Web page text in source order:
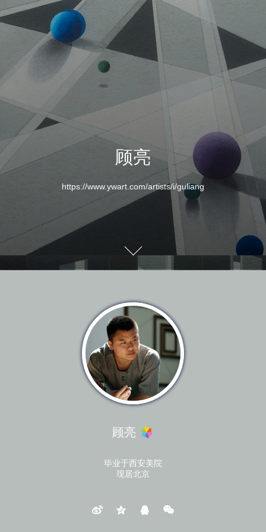
顾亮
https://www.ywart.com/artists/i/guliang
顾亮
毕业于西安美院
现居北京